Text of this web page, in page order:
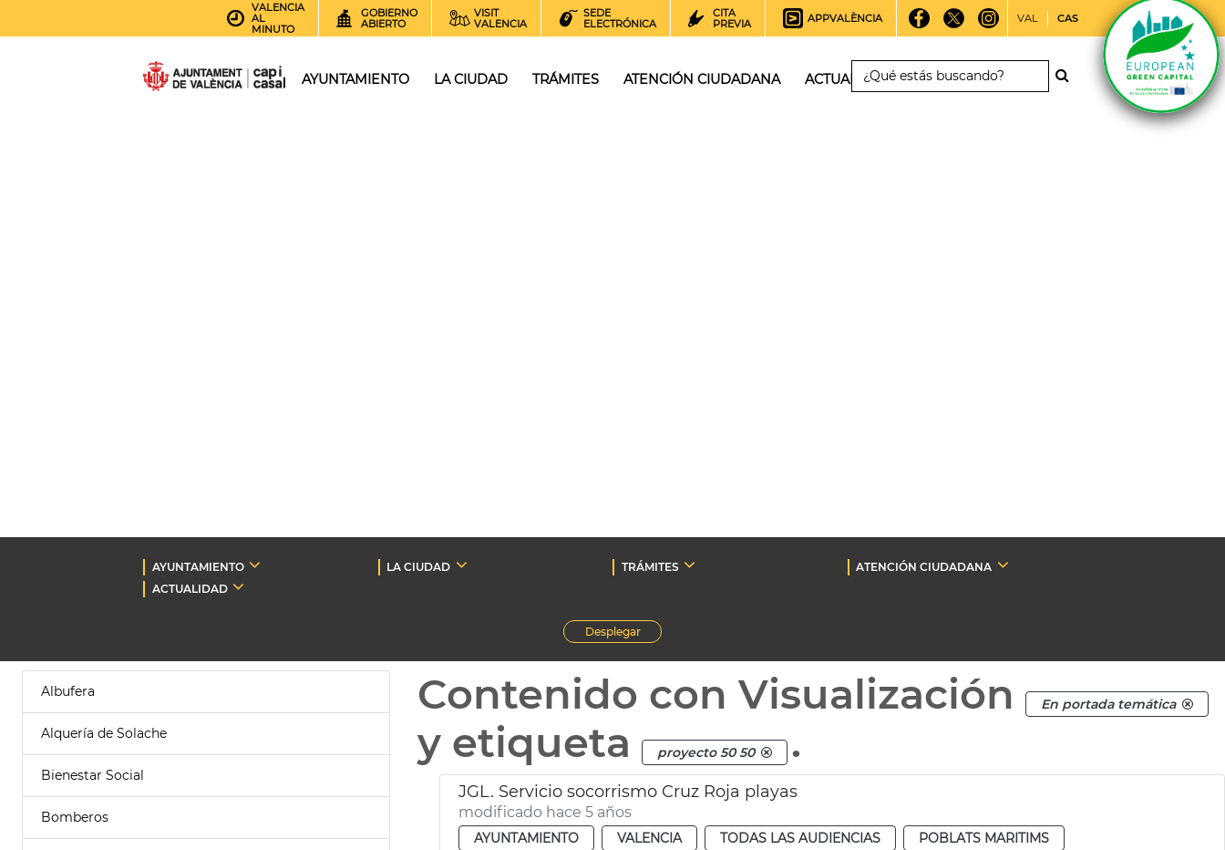
VALENCIA
AL
MINUTO
GOBIERNO
ABIERTO
VISIT
VALENCIA
SEDE
ELECTRÓNICA
CITA
PREVIA
APPVALÈNCIA VAL CAS
AYUNTAMIENTO LA CIUDAD TRÁMITES ATENCIÓN CIUDADANA ACTUALIDAD
AYUNTAMIENTO LA CIUDAD TRÁMITES
ATENCIÓN CIUDADANA
ACTUALIDAD
Desplegar
Albufera
Alquería de Solache
Bienestar Social
Bomberos
Contenido con Visualización En portada temática
y etiqueta proyecto 50 50 .
JGL. Servicio socorrismo Cruz Roja playas
modificado hace 5 años
AYUNTAMIENTO VALENCIA TODAS LAS AUDIENCIAS
POBLATS MARITIMS